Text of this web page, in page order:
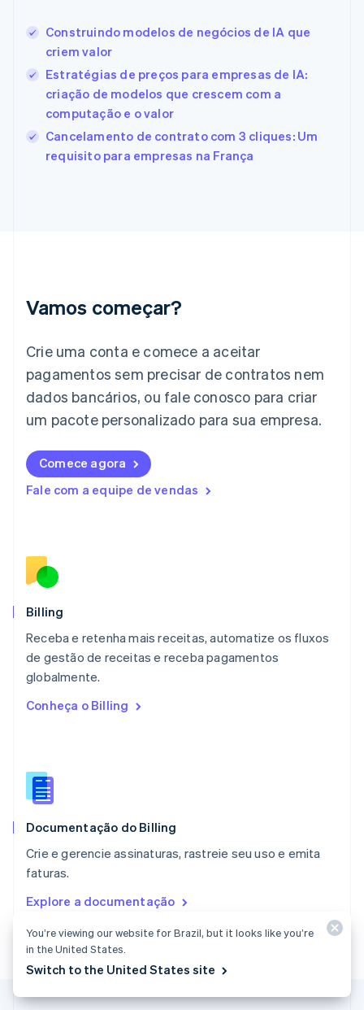
Construindo modelos de negócios de IA que
criem valor
Estratégias de preços para empresas de IA:
criação de modelos que crescem com a
computação e o valor
Cancelamento de contrato com 3 cliques: Um
requisito para empresas na França
Vamos começar?
Crie uma conta e comece a aceitar
pagamentos sem precisar de contratos nem
dados bancários, ou fale conosco para criar
um pacote personalizado para sua empresa.
Comece agora
Fale com a equipe de vendas
Billing
Receba e retenha mais receitas, automatize os fluxos
de gestão de receitas e receba pagamentos
globalmente.
Conheça o Billing
Documentação do Billing
Crie e gerencie assinaturas, rastreie seu uso e emita
faturas.
Explore a documentação
Estados Unidos
EnglishEspañol
Estônia
English
Finlândia
EnglishSvenska
França
Gibraltar
English
Italiano English
日本語English
Letônia
Liechtenstein
Lituânia
English
Luxemburgo
English
México
Español
English
Nova Zelândia
English
Nederlands English
Português
RAE de Hong Kong, China
Reino Unido
República Tcheca
English
English
English简体中文
Suécia
SvenskaEnglish
DeutschFrançaisItalianoEnglish
You’re viewing our website for Brazil, but it looks like you’re
in the United States.
Switch to the United States site